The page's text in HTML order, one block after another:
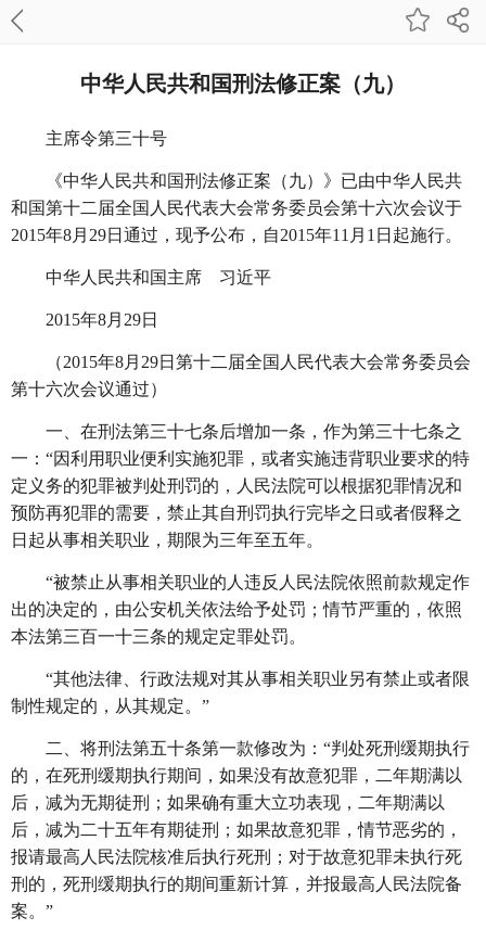
中华人民共和国刑法修正案（九）
主席令第三十号
《中华人民共和国刑法修正案（九）》已由中华人民共
和国第十二届全国人民代表大会常务委员会第十六次会议于
2015年8月29日通过，现予公布，自2015年11月1日起施行。
中华人民共和国主席 习近平
2015年8月29日
（2015年8月29日第十二届全国人民代表大会常务委员会
第十六次会议通过）
一、在刑法第三十七条后增加一条，作为第三十七条之
一： “因利用职业便利实施犯罪，或者实施违背职业要求的特
定义务的犯罪被判处刑罚的，人民法院可以根据犯罪情况和
预防再犯罪的需要，禁止其自刑罚执行完毕之日或者假释之
日起从事相关职业，期限为三年至五年。
“被禁止从事相关职业的人违反人民法院依照前款规定作
出的决定的，由公安机关依法给予处罚；情节严重的，依照
本法第三百一十三条的规定定罪处罚。
“其他法律、行政法规对其从事相关职业另有禁止或者限
制性规定的，从其规定。”
二、将刑法第五十条第一款修改为： “判处死刑缓期执行
的，在死刑缓期执行期间，如果没有故意犯罪，二年期满以
后，减为无期徒刑；如果确有重大立功表现，二年期满以
后，减为二十五年有期徒刑；如果故意犯罪，情节恶劣的，
报请最高人民法院核准后执行死刑；对于故意犯罪未执行死
刑的，死刑缓期执行的期间重新计算，并报最高人民法院备
案。”